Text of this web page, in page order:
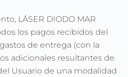
LÁSER DIODO MAR
los pagos recibidos del
de entrega (con la
adicionales resultantes de
Usuario de una modalidad